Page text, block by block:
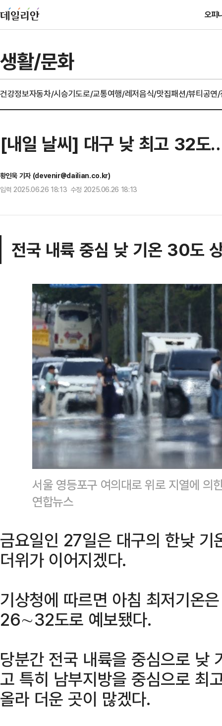
오피
생활/문화
건강정보자동차/시승기도로/교통여행/레저음식/맛집패션/뷰티공연
[내일 날씨] 대구 낮 최고 32도
황인욱 기자 (devenir@dailian.co.kr)
입력 2025.06.26 18:13 수정 2025.06.26 18:13
전국 내륙 중심 낮 기온 30도
서울 영등포구 여의대로 위로 지열에
연합뉴스
금요일인 27일은 대구의 한낮
더위가 이어지겠다.
기상청에 따르면 아침 최저기온
26∼32도로 예보됐다.
당분간 전국 내륙을 중심으로 낮
고 특히 남부지방을 중심으로 최
올라 더운 곳이 많겠다.